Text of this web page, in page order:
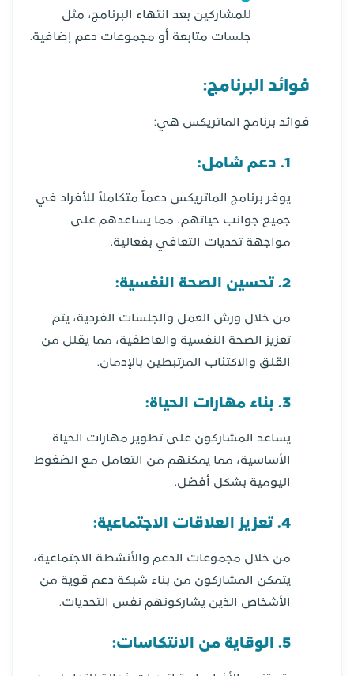
للمشاركين بعد انتهاء البرنامج، مثل
جلسات متابعة أو مجموعات دعم إضافية.
فوائد البرنامج:
فوائد برنامج الماتريكس هي:
1. دعم شامل:
يوفر برنامج الماتريكس دعماً متكاملاً للأفراد في
جميع جوانب حياتهم، مما يساعدهم على
مواجهة تحديات التعافي بفعالية.
2. تحسين الصحة النفسية:
من خلال ورش العمل والجلسات الفردية، يتم
تعزيز الصحة النفسية والعاطفية، مما يقلل من
القلق والاكتئاب المرتبطين بالإدمان.
3. بناء مهارات الحياة:
يساعد المشاركون على تطوير مهارات الحياة
الأساسية، مما يمكنهم من التعامل مع الضغوط
اليومية بشكل أفضل.
4. تعزيز العلاقات الاجتماعية:
من خلال مجموعات الدعم والأنشطة الاجتماعية،
يتمكن المشاركون من بناء شبكة دعم قوية من
الأشخاص الذين يشاركونهم نفس التحديات.
5. الوقاية من الانتكاسات: